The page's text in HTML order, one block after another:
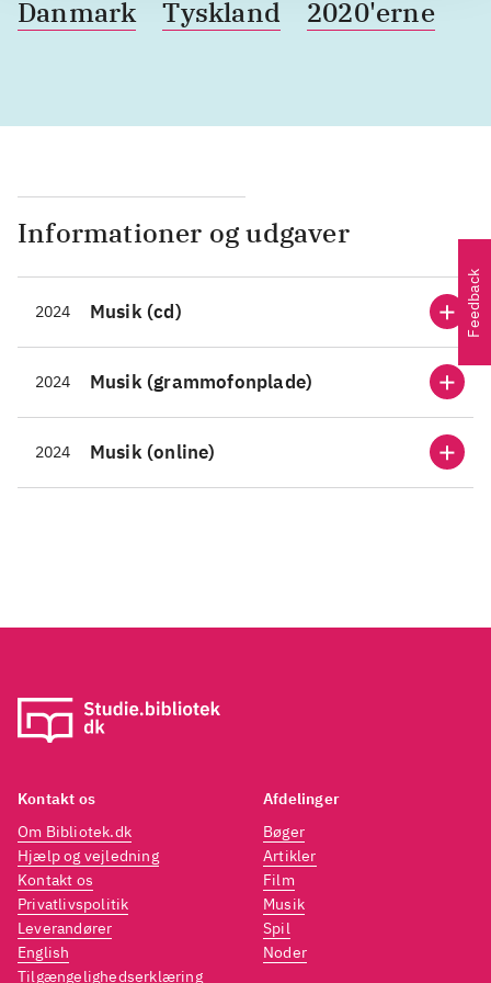
Danmark
Tyskland 2020'erne
Informationer og udgaver
2024 Musik (cd)
2024 Musik (grammofonplade)
2024 Musik (online)
Feedback
Kontakt os
Om Bibliotek.dk
Hjælp og vejledning
Kontakt os
Privatlivspolitik
Leverandører
English
Tilgængelighedserklæring
Afdelinger
Bøger
Artikler
Film
Musik
Spil
Noder